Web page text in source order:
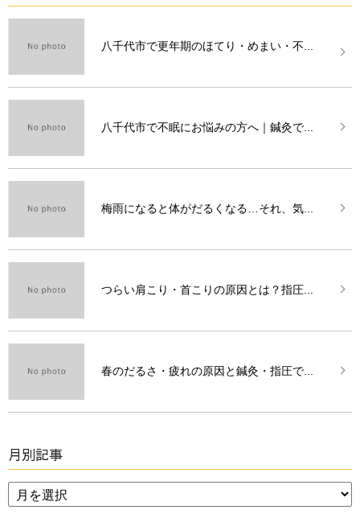
八千代市で更年期のほてり・めまい・不...
八千代市で不眠にお悩みの方へ｜鍼灸で...
梅雨になると体がだるくなる…それ、気...
つらい肩こり・首こりの原因とは？指圧...
春のだるさ・疲れの原因と鍼灸・指圧で...
月別記事